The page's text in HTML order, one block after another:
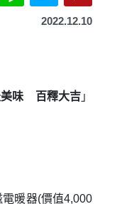
2022.12.10
美味 百釋大吉 」
暖器(價值4,000